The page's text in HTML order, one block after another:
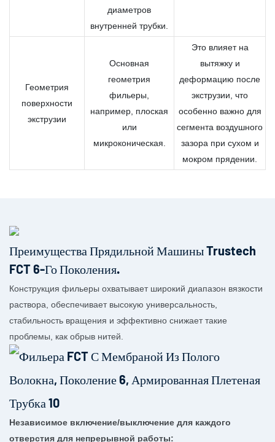
диаметров
внутренней трубки.
Геометрия
поверхности
экструзии
Основная
геометрия
фильеры,
например, плоская
или
микроконическая.
Это влияет на
вытяжку и
деформацию после
экструзии, что
особенно важно для
сегмента воздушного
зазора при сухом и
мокром прядении.
Преимущества Прядильной Машины Trustech
FCT 6-Го Поколения.
Конструкция фильеры охватывает широкий диапазон вязкости
раствора, обеспечивает высокую универсальность,
стабильность вращения и эффективно снижает такие
проблемы, как обрыв нитей.
Независимое включение/выключение для каждого
отверстия для непрерывной работы: